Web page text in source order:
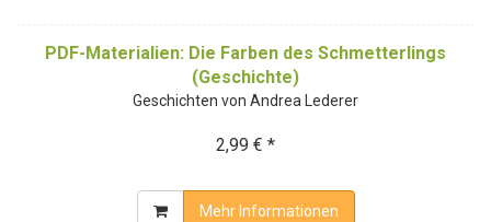
PDF-Materialien: Die Farben des Schmetterlings
(Geschichte)
Geschichten von Andrea Lederer
2,99 € *
Mehr Informationen